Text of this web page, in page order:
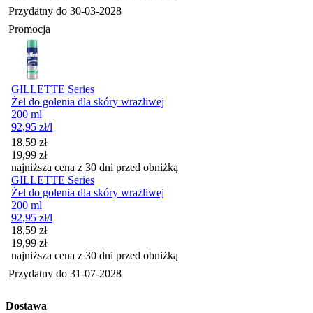
Przydatny do 30-03-2028
Promocja
GILLETTE Series
Żel do golenia dla skóry wrażliwej
200 ml
92,95 zł/l
Cena promocyjna
18,59 zł
19,99 zł
najniższa cena z 30 dni przed obniżką
GILLETTE Series
Żel do golenia dla skóry wrażliwej
200 ml
92,95 zł/l
Cena promocyjna
18,59 zł
19,99 zł
najniższa cena z 30 dni przed obniżką
Przydatny do 31-07-2028
Dostawa